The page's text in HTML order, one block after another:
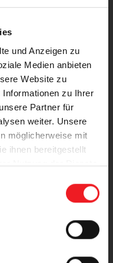
und Anzeigen zu
Medien anbieten
Website zu
zu Ihrer
Partner für
weiter. Unsere
möglicherweise mit
ihnen bereitgestellt
Nutzung der Dienste
Sie
Konfigurator
Wählen Sie
von Dessins,
Extras
– starten Sie